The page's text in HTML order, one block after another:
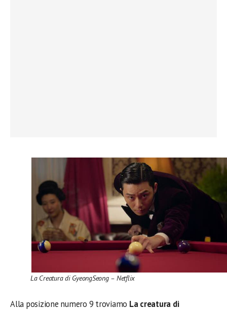
La Creatura di GyeongSeong – Netflix
Alla posizione numero 9 troviamo La creatura di